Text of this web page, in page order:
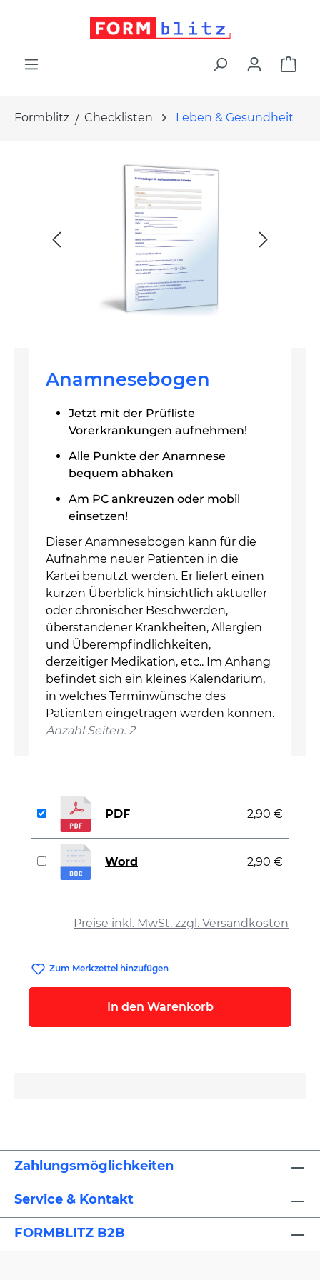
Formblitz Checklisten Leben & Gesundheit
Anamnesebogen
Jetzt mit der Prüfliste
Vorerkrankungen aufnehmen!
Alle Punkte der Anamnese
bequem abhaken
Am PC ankreuzen oder mobil
einsetzen!
Dieser Anamnesebogen kann für die
Aufnahme neuer Patienten in die
Kartei benutzt werden. Er liefert einen
kurzen Überblick hinsichtlich aktueller
oder chronischer Beschwerden,
überstandener Krankheiten, Allergien
und Überempfindlichkeiten,
derzeitiger Medikation, etc.. Im Anhang
befindet sich ein kleines Kalendarium,
in welches Terminwünsche des
Patienten eingetragen werden können.
Anzahl Seiten: 2
Preise inkl. MwSt. zzgl. Versandkosten
PDF 2,90 €
Word 2,90 €
Zum Merkzettel hinzufügen
In den Warenkorb
Zahlungsmöglichkeiten
Service & Kontakt
FORMBLITZ B2B